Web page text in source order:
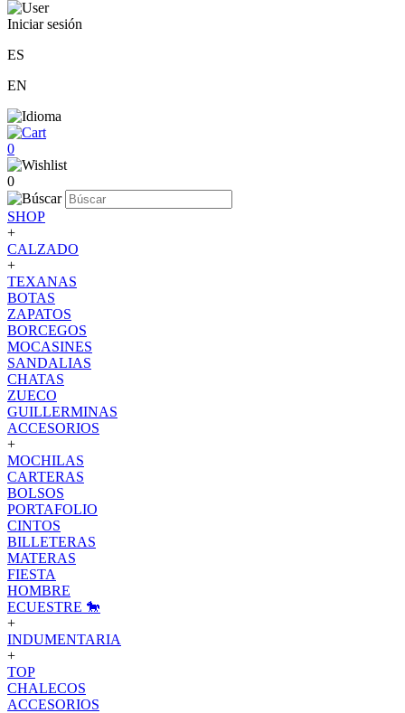
Iniciar sesión
ES
EN
0
0
SHOP
+
CALZADO
+
TEXANAS
BOTAS
ZAPATOS
BORCEGOS
MOCASINES
SANDALIAS
CHATAS
ZUECO
GUILLERMINAS
ACCESORIOS
+
MOCHILAS
CARTERAS
BOLSOS
PORTAFOLIO
CINTOS
BILLETERAS
MATERAS
FIESTA
HOMBRE
ECUESTRE 🐎
+
INDUMENTARIA
+
TOP
CHALECOS
ACCESORIOS